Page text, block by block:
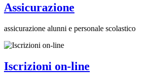
Assicurazione
assicurazione alunni e personale scolastico
Iscrizioni on-line